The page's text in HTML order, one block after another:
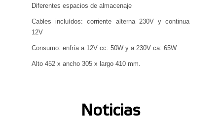
Diferentes espacios de almacenaje
Cables incluídos: corriente alterna 230V y continua
12V
Consumo: enfría a 12V cc: 50W y a 230V ca: 65W
Alto 452 x ancho 305 x largo 410 mm.
Noticias